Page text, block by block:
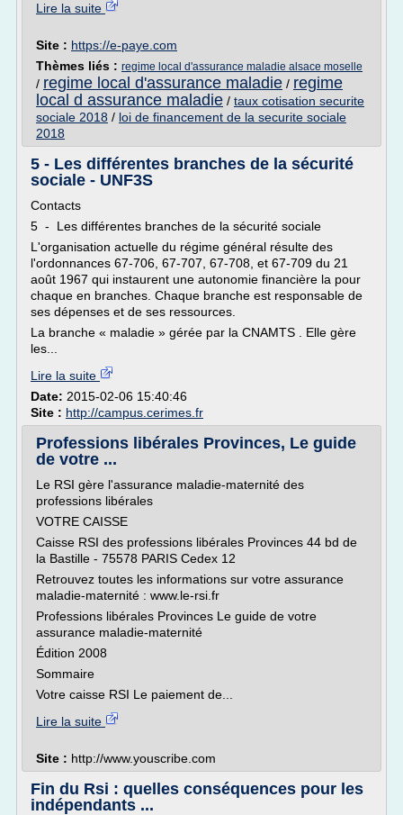
Lire la suite
Site : https://e-paye.com
Thèmes liés : regime local d'assurance maladie alsace moselle
/ regime local d'assurance maladie / regime
local d assurance maladie / taux cotisation securite
sociale 2018 / loi de financement de la securite sociale
2018
5 - Les différentes branches de la sécurité
sociale - UNF3S
Contacts
5 - Les différentes branches de la sécurité sociale
L'organisation actuelle du régime général résulte des
l'ordonnances 67-706, 67-707, 67-708, et 67-709 du 21
août 1967 qui instaurent une autonomie financière la pour
chaque en branches. Chaque branche est responsable de
ses dépenses et de ses ressources.
La branche « maladie » gérée par la CNAMTS . Elle gère
les...
Lire la suite
Date: 2015-02-06 15:40:46
Site : http://campus.cerimes.fr
Professions libérales Provinces, Le guide
de votre ...
Le RSI gère l'assurance maladie-maternité des
professions libérales
VOTRE CAISSE
Caisse RSI des professions libérales Provinces 44 bd de
la Bastille - 75578 PARIS Cedex 12
Retrouvez toutes les informations sur votre assurance
maladie-maternité : www.le-rsi.fr
Professions libérales Provinces Le guide de votre
assurance maladie-maternité
Édition 2008
Sommaire
Votre caisse RSI Le paiement de...
Lire la suite
Site : http://www.youscribe.com
Fin du Rsi : quelles conséquences pour les
indépendants ...